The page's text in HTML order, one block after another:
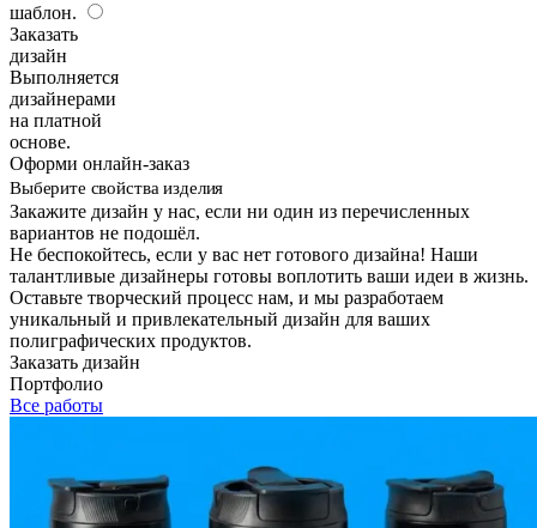
шаблон.
Заказать
дизайн
Выполняется
дизайнерами
на платной
основе.
Оформи онлайн-заказ
Выберите свойства изделия
Закажите дизайн у нас, если ни один из перечисленных
вариантов не подошёл.
Не беспокойтесь, если у вас нет готового дизайна! Наши
талантливые дизайнеры готовы воплотить ваши идеи в жизнь.
Оставьте творческий процесс нам, и мы разработаем
уникальный и привлекательный дизайн для ваших
полиграфических продуктов.
Заказать дизайн
Портфолио
Все работы